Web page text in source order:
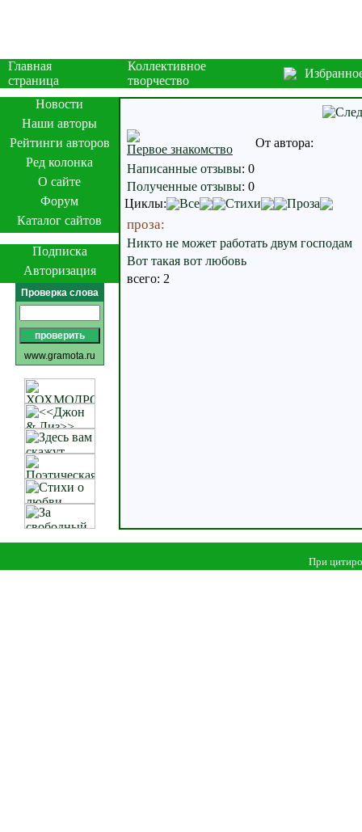
Главная
страница
Коллективное
творчество
Новости
Наши авторы
Рейтинги авторов
Ред колонка
О сайте
Форум
Каталог сайтов
Подписка
Авторизация
Проверка слова
www.gramota.ru
Первое знакомство
От автора:
Написанные отзывы: 0
Полученные отзывы: 0
Циклы:
Все Стихи Проза
проза:
Никто не может работать двум господам
Вот такая вот любовь
всего: 2
При